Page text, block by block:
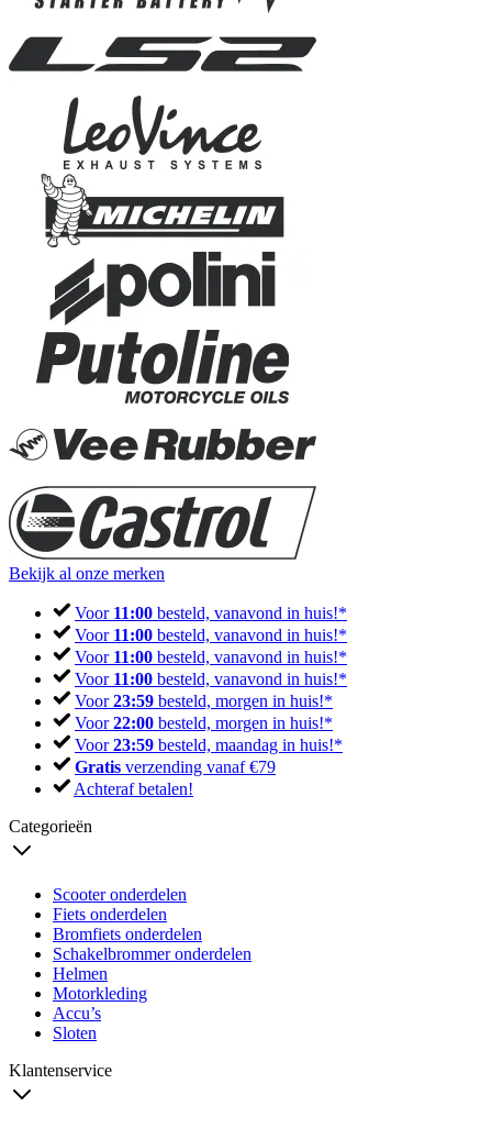
Bekijk al onze merken
Voor 11:00 besteld, vanavond in huis!*
Voor 11:00 besteld, vanavond in huis!*
Voor 11:00 besteld, vanavond in huis!*
Voor 11:00 besteld, vanavond in huis!*
Voor23:59 besteld, morgen in huis!*
Voor22:00 besteld, morgen in huis!*
Voor23:59 besteld, maandag in huis!*
Gratis verzending vanaf €79
Achteraf betalen!
Categorieën
Scooter onderdelen
Fiets onderdelen
Bromfiets onderdelen
Schakelbrommer onderdelen
Helmen
Motorkleding
Accu’s
Sloten
Klantenservice